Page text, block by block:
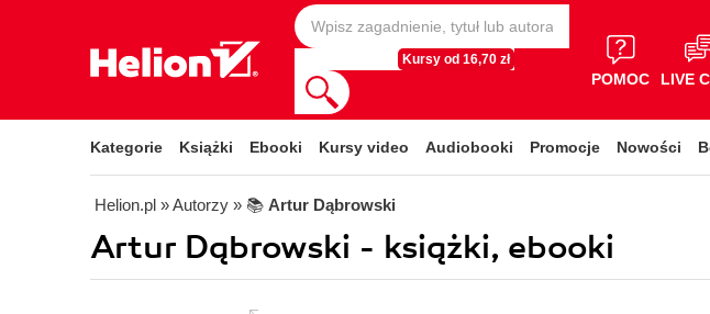
Kursy od 16,70 zł
POMOC LIVE
Kategorie Książki Ebooki Kursy video Audiobooki Promocje Nowości
Helion.pl » Autorzy » 📚 Artur Dąbrowski
Artur Dąbrowski - książki, ebooki